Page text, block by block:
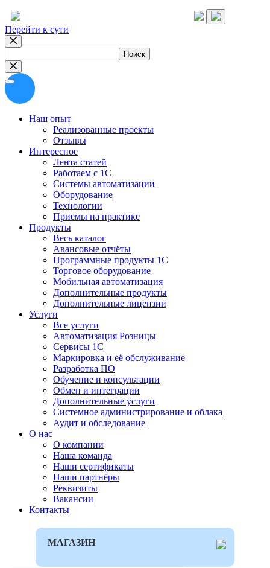
Перейти к сути
Наш опыт
Реализованные проекты
Отзывы
Интересное
Лента статей
Работаем с 1С
Системы автоматизации
Оборудование
Технологии
Приемы на практике
Продукты
Весь каталог
Авансовые отчёты
Программные продукты 1С
Торговое оборудование
Мобильная автоматизация
Дополнительные продукты
Дополнительные лицензии
Услуги
Все услуги
Автоматизация Розницы
Сервисы 1С
Маркировка и её обслуживание
Разработка ПО
Обучение и консультации
Обмен и интеграции
Дополнительные услуги
Системное администрирование и облака
Аудит и обследование
О нас
О компании
Наша команда
Наши сертификаты
Наши партнёры
Реквизиты
Вакансии
Контакты
МАГАЗИН